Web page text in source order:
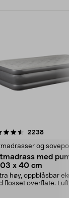
2238
og
med
x 40 cm
høy, oppblåsbar
flosset overflate.
4.5 av 5 stjerner